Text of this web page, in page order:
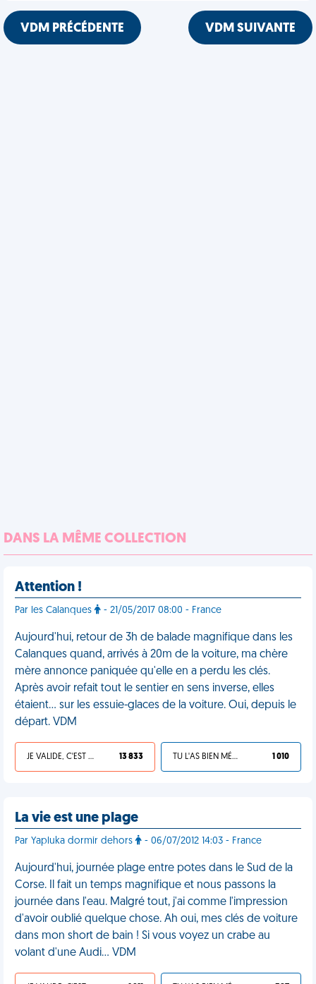
VDM PRÉCÉDENTE VDM SUIVANTE
DANS LA MÊME COLLECTION
Attention !
Par les Calanques - 21/05/2017 08:00 - France
Aujourd'hui, retour de 3h de balade magnifique dans les
Calanques quand, arrivés à 20m de la voiture, ma chère
mère annonce paniquée qu'elle en a perdu les clés.
Après avoir refait tout le sentier en sens inverse, elles
étaient… sur les essuie-glaces de la voiture. Oui, depuis le
départ. VDM
JE VALIDE, C'EST UNE VDM 13 833 TU L'AS BIEN MÉRITÉ 1 010
La vie est une plage
Par Yapluka dormir dehors - 06/07/2012 14:03 - France
Aujourd'hui, journée plage entre potes dans le Sud de la
Corse. Il fait un temps magnifique et nous passons la
journée dans l'eau. Malgré tout, j'ai comme l'impression
d'avoir oublié quelque chose. Ah oui, mes clés de voiture
dans mon short de bain ! Si vous voyez un crabe au
volant d'une Audi... VDM